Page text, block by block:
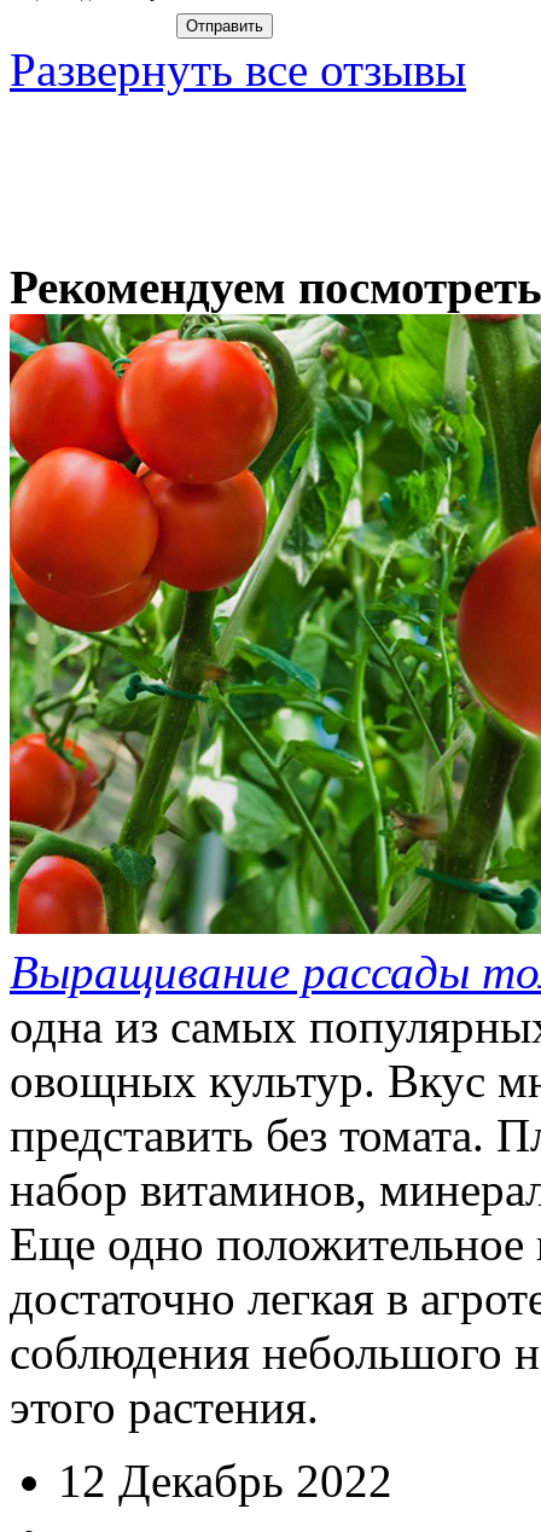
Развернуть все отзывы
Рекомендуем посмотреть
Выращивание рассады
одна из самых
овощных культур. Вкус
представить без томата.
набор витаминов,
Еще одно положительное
достаточно легкая в
соблюдения небольшого
этого растения.
12 Декабрь 2022